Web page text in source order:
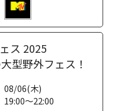
ス 2025
野外フェス！
08/06(木)
19:00～22:00